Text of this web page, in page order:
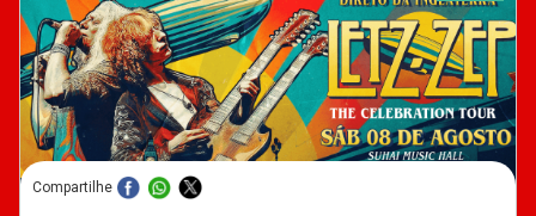
Compartilhe